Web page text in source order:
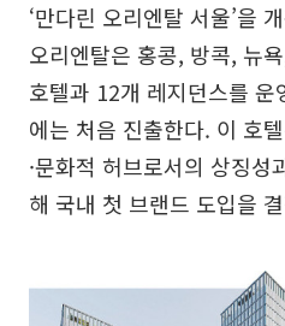
‘만다린 오리엔탈 서울’을
오리엔탈은 홍콩, 방콕, 뉴
호텔과 12개 레지던스를
에는 처음 진출한다. 이 호
·문화적 허브로서의 상징
해 국내 첫 브랜드 도입을